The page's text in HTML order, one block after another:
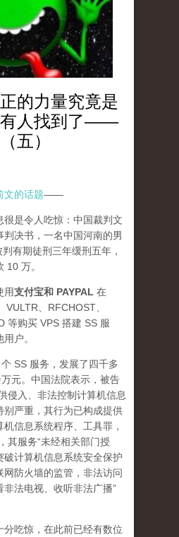
的力量究竟是
有人找到了——
五）
文的话题——
很是令人吃惊：中国裁判文
决书，一名中国河南的男
有期徒刑三年缓刑五年，
10 万。
用支付宝和 PAYPAL 在
、VULTR、RFCHOST、
等购买 VPS 搭建 SS 服
户。
SS 服务，发展了四千多
元。中国法院表示，被告
侵入、非法控制计算机信息
别严重，其行为已构成提供
信息系统程序、工具罪，
其服务“未经相关部门授
破计算机信息系统安全保护
网防火墙的监管，非法访问
法电视、收听非法广播”
分吃惊，在此前已经有数位